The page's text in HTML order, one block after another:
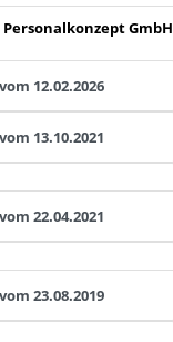
GmbH
12.02.2026
13.10.2021
22.04.2021
23.08.2019